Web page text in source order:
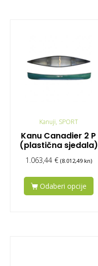
Kanuji, SPORT
Kanu Canadier 2 P
(plastična sjedala)
1.063,44 € (8.012,49 kn)
Odaberi opcije